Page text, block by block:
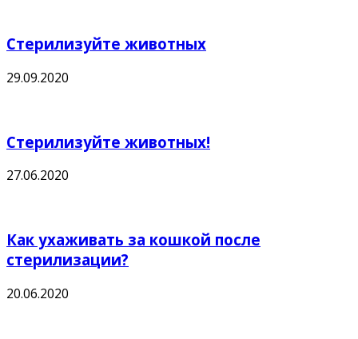
Стерилизуйте животных
29.09.2020
Стерилизуйте животных!
27.06.2020
Как ухаживать за кошкой после
стерилизации?
20.06.2020